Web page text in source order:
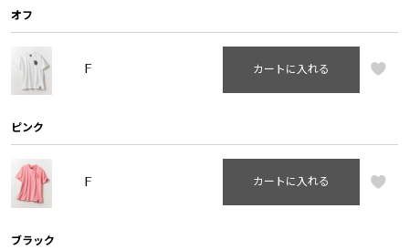
オフ
F カートに入れる
ピンク
F カートに入れる
ブラック